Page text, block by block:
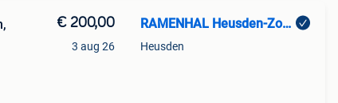
€ 200,00
3 aug 26
RAMENHAL Heusden-Zolder
Heusden